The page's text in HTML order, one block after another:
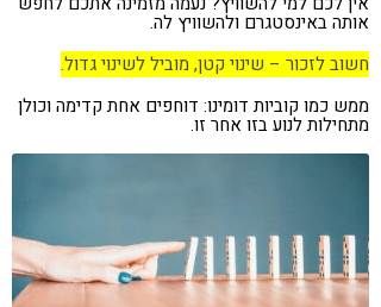
אותה באינסטגרם ולהשוויץ לה.
חשוב לזכור – שינוי קטן, מוביל לשינוי גדול.
ממש כמו קוביות דומינו: דוחפים אחת קדימה וכולן
מתחילות לנוע בזו אחר זו.